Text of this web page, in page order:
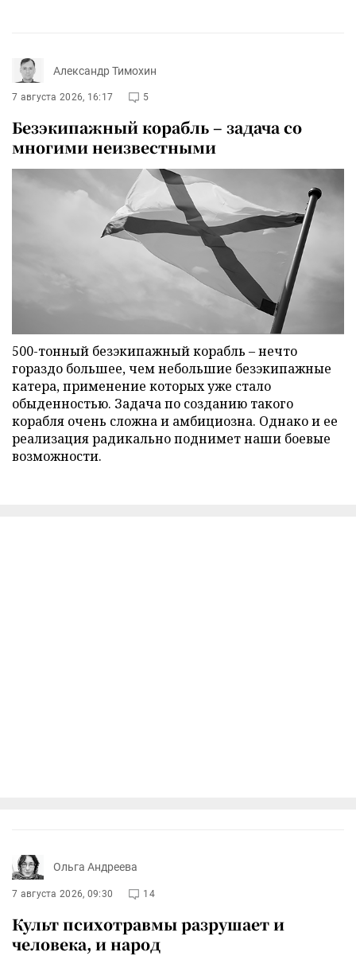
Александр Тимохин
7 августа 2026, 16:17 5
Безэкипажный корабль – задача со
многими неизвестными
500-тонный безэкипажный корабль – нечто
гораздо большее, чем небольшие безэкипажные
катера, применение которых уже стало
обыденностью. Задача по созданию такого
корабля очень сложна и амбициозна. Однако и ее
реализация радикально поднимет наши боевые
возможности.
Ольга Андреева
7 августа 2026, 09:30 14
Культ психотравмы разрушает и
человека, и народ